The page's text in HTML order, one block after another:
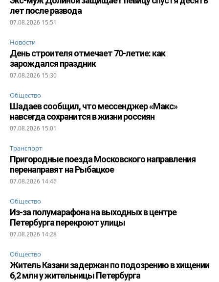
лет после развода
07.08.2026 15:51
Новости
День строителя отмечает 70-летие: как
зарождался праздник
07.08.2026 15:30
Общество
Шадаев сообщил, что мессенджер «Макс»
навсегда сохранится в жизни россиян
07.08.2026 15:01
Транспорт
Пригородные поезда Московского направления
перенаправят на Рыбацкое
07.08.2026 14:46
Общество
Из-за полумарафона на выходных в центре
Петербурга перекроют улицы
07.08.2026 14:28
Общество
Житель Казани задержан по подозрению в хищении
6,2 млн у жительницы Петербурга